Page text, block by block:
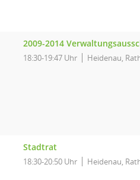
2009-2014
18:30-19:47 Uhr Heidenau,
Stadtrat
18:30-20:50 Uhr Heidenau,